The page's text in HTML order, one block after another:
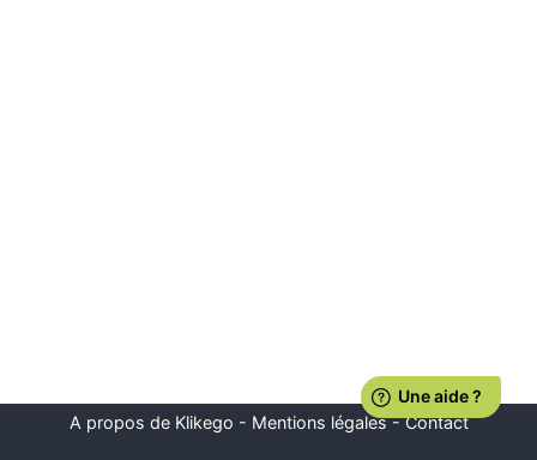
A propos de Klikego - Mentions légales-Contact